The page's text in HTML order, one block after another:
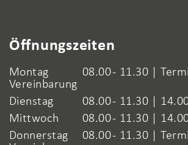
Öffnungszeiten
Montag
08.00 - 11.30 |
Vereinbarung
Dienstag
08.00 - 11.30 |
Mittwoch
08.00 - 11.30 |
Donnerstag
08.00 - 11.30 |